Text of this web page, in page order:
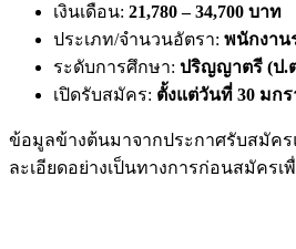
เงินเดือน: 21,780 – 34,700 บาท
ประเภท/จำนวนอัตรา: พนักงาน
ระดับการศึกษา: ปริญญาตรี (ป.
เปิดรับสมัคร: ตั้งแต่วันที่ 30 มก
ข้อมูลข้างต้นมาจากประกาศรับสมัคร
ละเอียดอย่างเป็นทางการก่อนสมัคร